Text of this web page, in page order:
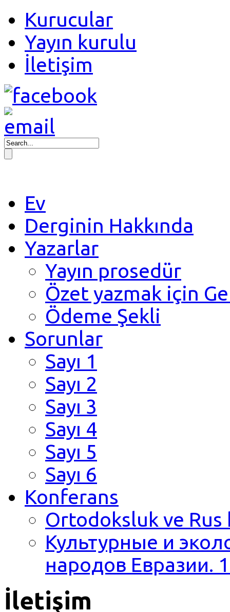
Kurucular
Yayın kurulu
İletişim
Ev
Derginin Hakkında
Yazarlar
Yayın prosedür
Özet yazmak için
Ödeme Şekli
Sorunlar
Sayı 1
Sayı 2
Sayı 3
Sayı 4
Sayı 5
Sayı 6
Konferans
Ortodoksluk ve Rus
Культурные и
народов Евразии.
İletişim